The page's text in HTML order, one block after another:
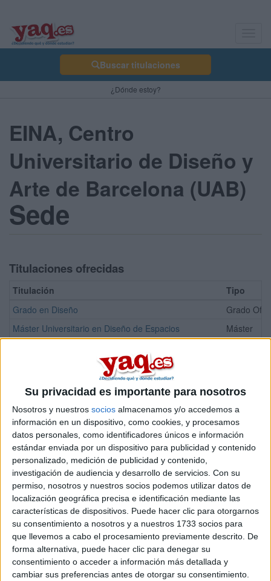
Su privacidad es importante para nosotros
Nosotros y nuestros socios almacenamos y/o accedemos a
información en un dispositivo, como cookies, y procesamos
datos personales, como identificadores únicos e información
estándar enviada por un dispositivo para publicidad y contenido
personalizado, medición de publicidad y contenido,
investigación de audiencia y desarrollo de servicios. Con su
permiso, nosotros y nuestros socios podemos utilizar datos de
localización geográfica precisa e identificación mediante las
características de dispositivos. Puede hacer clic para otorgarnos
su consentimiento a nosotros y a nuestros 1733 socios para
que llevemos a cabo el procesamiento previamente descrito. De
forma alternativa, puede hacer clic para denegar su
consentimiento o acceder a información más detallada y
cambiar sus preferencias antes de otorgar su consentimiento.
Buscar titulaciones
¿Dónde estoy?
EINA, Centro
Universitario de Diseño y
Arte de Barcelona (UAB)
Sede
Titulaciones ofrecidas
Titulación
Tipo
Grado en Diseño
Grado
Máster Universitario en Diseño de Espacios
Máster
¡Síguenos en Facebook!